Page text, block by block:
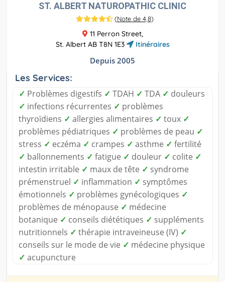
ST. ALBERT NATUROPATHIC CLINIC
(Note de 4,8)
11 Perron Street,
St. Albert AB T8N 1E3
Itinéraires
Depuis 2005
Les Services:
✓ Problèmes digestifs ✓ TDAH ✓ TDA ✓ douleurs
✓ infections récurrentes ✓ problèmes
thyroïdiens ✓ allergies alimentaires ✓ toux ✓
problèmes pédiatriques ✓ problèmes de peau ✓
stress ✓ eczéma ✓ crampes ✓ asthme ✓ fertilité
✓ ballonnements ✓ fatigue ✓ douleur ✓ colite ✓
intestin irritable ✓ maux de tête ✓ syndrome
prémenstruel ✓ inflammation ✓ symptômes
émotionnels ✓ problèmes gynécologiques ✓
problèmes de ménopause ✓ médecine
botanique ✓ conseils diététiques ✓ suppléments
nutritionnels ✓ thérapie intraveineuse (IV) ✓
conseils sur le mode de vie ✓ médecine physique
✓ acupuncture